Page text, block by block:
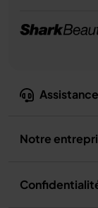
Assistance
Notre